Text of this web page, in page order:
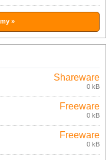
»
Shareware
0 kB
Freeware
0 kB
Freeware
0 kB